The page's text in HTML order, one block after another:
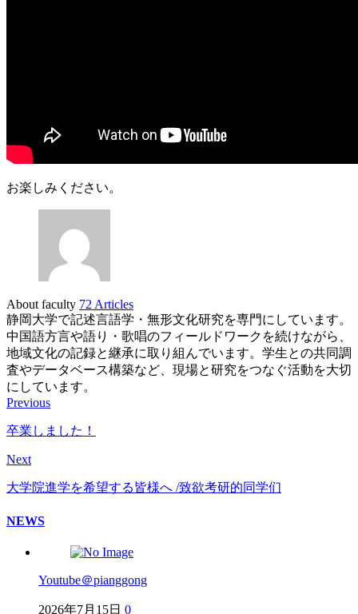
お楽しみください。
About faculty 72 Articles
静岡大学で記述言語学・無形文化研究を専門にしています。
中国語方言や語り・歌唱のフィールドワークを続けながら、
地域文化の記録と継承に取り組んでいます。学生との共同調
査やデータベース構築など、現場と研究をつなぐ活動を大切
にしています。
Previous
卒業しました！
Next
大学院進学を希望する皆様へ /致欲考研的同学们
NEWS
Youtube＠pianggong
2026年7月15日 0